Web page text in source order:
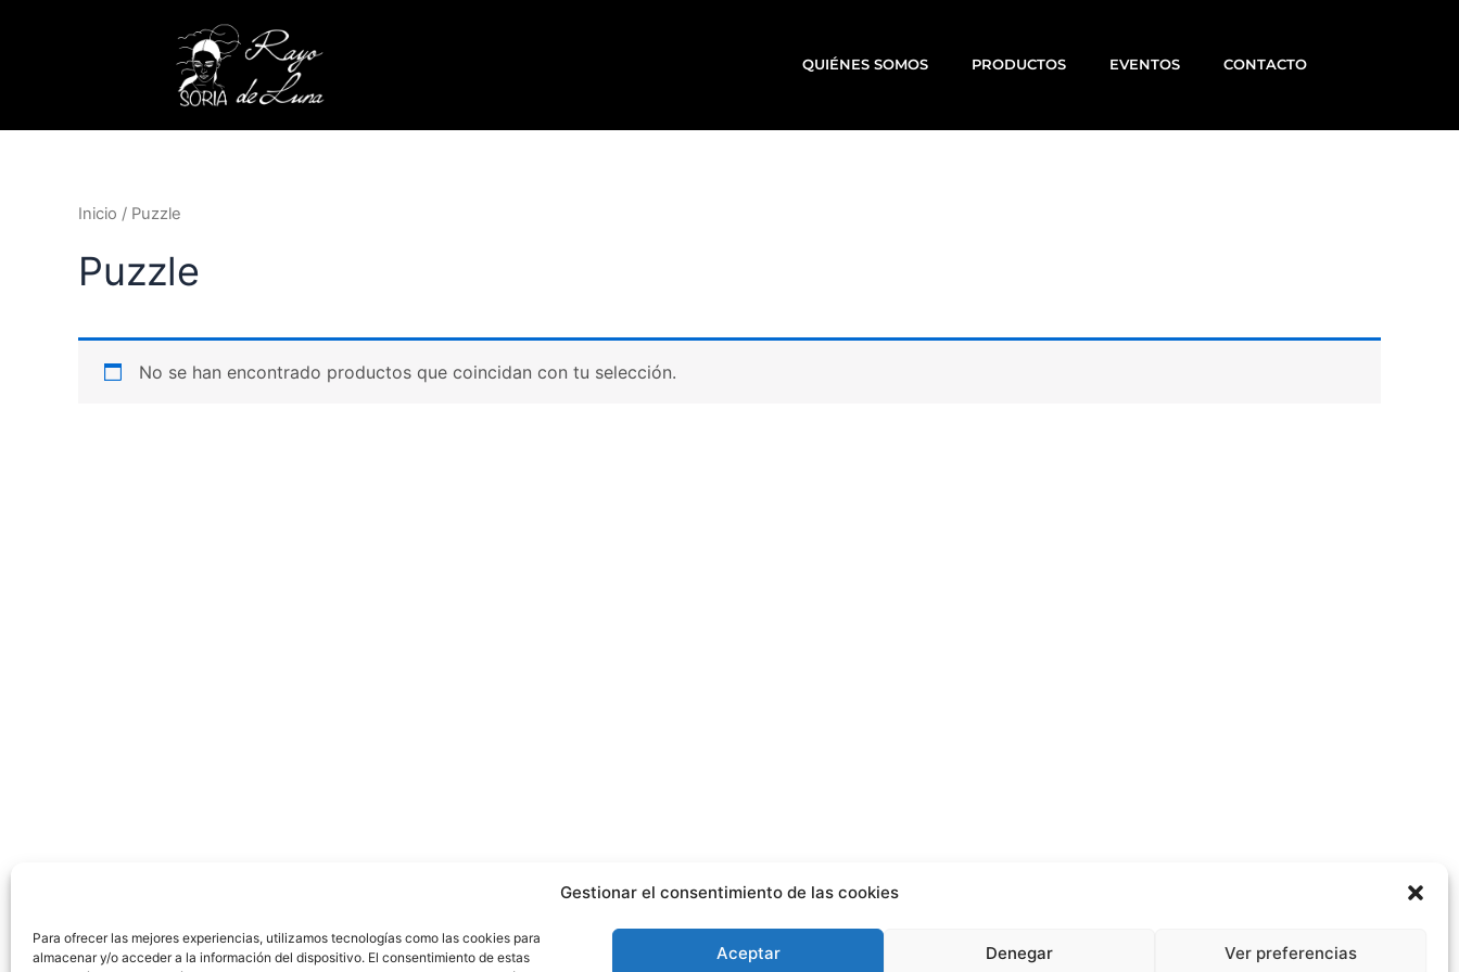
Gestionar el consentimiento de las cookies
Para ofrecer las mejores experiencias, utilizamos tecnologías como las cookies para
almacenar y/o acceder a la información del dispositivo. El consentimiento de estas
Aceptar Denegar Ver preferencias
QUIÉNES SOMOS PRODUCTOS EVENTOS CONTACTO
Inicio / Puzzle
Puzzle
No se han encontrado productos que coincidan con tu selección.